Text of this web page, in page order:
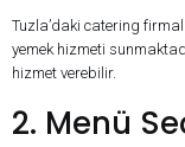
Tuzla’daki catering
yemek hizmeti
hizmet verebilir.
2. Menü